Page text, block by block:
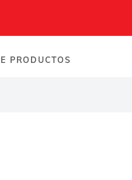
PRODUCTOS